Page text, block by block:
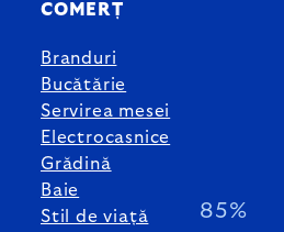
85%
COMERȚ
Branduri
Bucătărie
Servirea mesei
Electrocasnice
Grădină
Baie
Stil de viață